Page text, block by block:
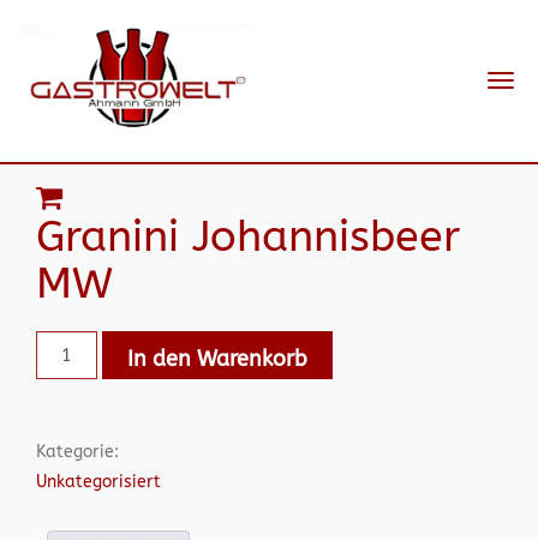
Granini Johannisbeer
MW
In den Warenkorb
Kategorie:
Unkategorisiert